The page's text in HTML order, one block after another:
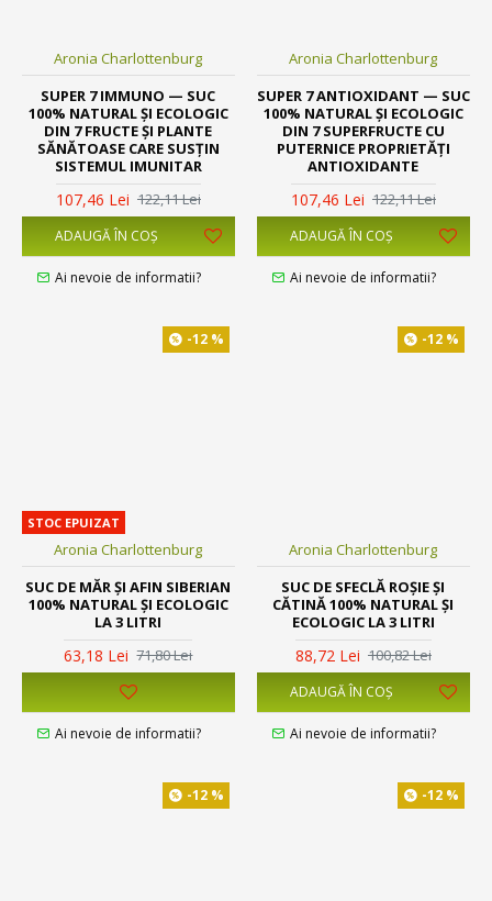
Aronia Charlottenburg
SUPER 7 IMMUNO — SUC
100% NATURAL ȘI ECOLOGIC
DIN 7 FRUCTE ȘI PLANTE
SĂNĂTOASE CARE SUSȚIN
SISTEMUL IMUNITAR
107,46 Lei 122,11 Lei
ADAUGĂ ÎN COŞ
Ai nevoie de informatii?
Aronia Charlottenburg
SUPER 7 ANTIOXIDANT — SUC
100% NATURAL ȘI ECOLOGIC
DIN 7 SUPERFRUCTE CU
PUTERNICE PROPRIETĂȚI
ANTIOXIDANTE
107,46 Lei 122,11 Lei
ADAUGĂ ÎN COŞ
Ai nevoie de informatii?
-12 %
STOC EPUIZAT
Aronia Charlottenburg
SUC DE MĂR ȘI AFIN SIBERIAN
100% NATURAL ȘI ECOLOGIC
LA 3 LITRI
63,18 Lei 71,80 Lei
Ai nevoie de informatii?
-12 %
Aronia Charlottenburg
SUC DE SFECLĂ ROȘIE ȘI
CĂTINĂ 100% NATURAL ȘI
ECOLOGIC LA 3 LITRI
88,72 Lei 100,82 Lei
ADAUGĂ ÎN COŞ
Ai nevoie de informatii?
-12 % -12 %